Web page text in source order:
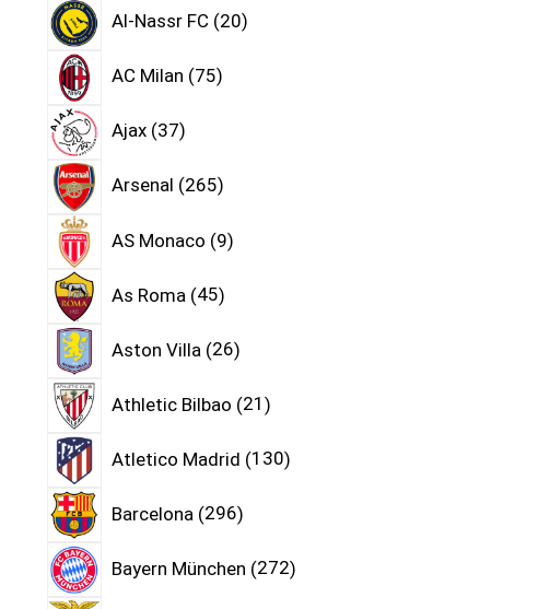
Al-Nassr FC 20
AC Milan 75
Ajax 37
Arsenal 265
AS Monaco 9
As Roma 45
Aston Villa 26
Athletic Bilbao 21
Atletico Madrid 130
Barcelona 296
Bayern München 272